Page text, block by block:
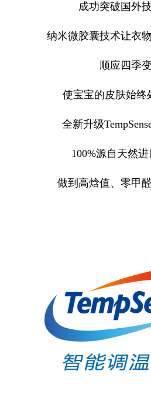
成功突破国外
纳米微胶囊技术让衣
顺应四季
使宝宝的皮肤始终
全新升级
100%源自天然
做到高焓值、零甲